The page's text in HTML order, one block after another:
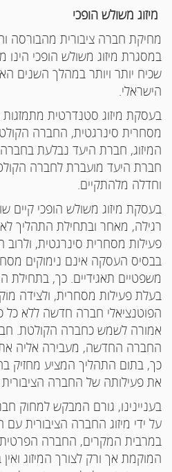
מיזוג משולש הופכי
מחיקת חברה ציבורית מהבורסה
במסגרת מיזוג משולש הופכי הינו
שכיח יותר ויותר במהלך השנים
הישראלי.
בעסקת מיזוג סטנדרטית
מסחרית סינרגטית, החברה
המיזוג, חברת היעד נבלעת
חברת היעד מועברת לחברה
וחדלה מלהתקיים.
בעסקת מיזוג משולש הופכי קיים
רגילה, מאחר ובתחילת התהליך
פעילות מסחרית סינרגטית, ולרוב
בבסיס העסקה אינם נימוקים
משפטיים תאגידיים. כך, בתחילת
בעלת פעילות מסחרית, ולצידה
הפוטנציאלי חברה חדשה ללא כל
אמורה לשמש כחברה הקולטת.
החברה החדשה, מעבירה אליה
כך, בתום התהליך המציע מחזיק
את פעילותה של החברה
בעניינינו, גורם המבקש למחוק
על ידי מיזוג החברה הציבורית
במרבית המקרים, החברה
המוקמת אך ורק לצורך המיזוג